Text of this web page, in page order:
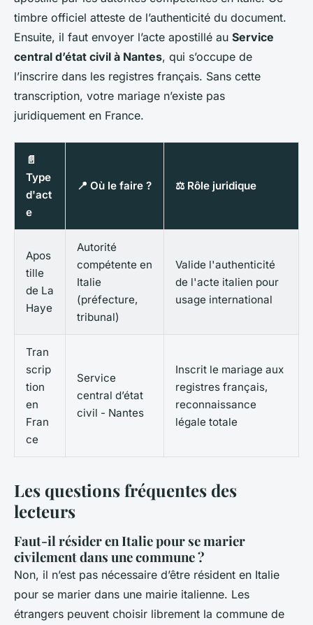
timbre officiel atteste de l’authenticité du document.
Ensuite, il faut envoyer l’acte apostillé au Service
central d’état civil à Nantes, qui s’occupe de
l’inscrire dans les registres français. Sans cette
transcription, votre mariage n’existe pas
juridiquement en France.
📄
Type
d'act
e
📍 Où le faire ? ⚖️ Rôle juridique
Apos
tille
de La
Haye
Autorité
compétente en
Italie
(préfecture,
tribunal)
Valide l'authenticité
de l'acte italien pour
usage international
Tran
scrip
tion
en
Fran
ce
Service
central d’état
civil - Nantes
Inscrit le mariage aux
registres français,
reconnaissance
légale totale
Les questions fréquentes des
lecteurs
Faut-il résider en Italie pour se marier
civilement dans une commune ?
Non, il n’est pas nécessaire d’être résident en Italie
pour se marier dans une mairie italienne. Les
étrangers peuvent choisir librement la commune de